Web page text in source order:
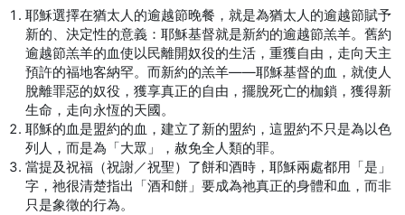
耶穌選擇在猶太人的逾越節晚餐，就是為猶太人的逾越節賦予
新的、決定性的意義：耶穌基督就是新約的逾越節羔羊。舊約
逾越節羔羊的血使以民離開奴役的生活，重獲自由，走向天主
預許的福地客納罕。而新約的羔羊——耶穌基督的血，就使人
脫離罪惡的奴役，獲享真正的自由，擺脫死亡的枷鎖，獲得新
生命，走向永恆的天國。
耶穌的血是盟約的血，建立了新的盟約，這盟約不只是為以色
列人，而是為「大眾」，赦免全人類的罪。
當提及祝福（祝謝／祝聖）了餅和酒時，耶穌兩處都用「是」
字，祂很清楚指出「酒和餅」要成為祂真正的身體和血，而非
只是象徵的行為。